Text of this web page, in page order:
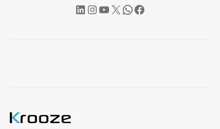
LinkedIn
Instagram
YouTube
X WhatsApp
Facebook